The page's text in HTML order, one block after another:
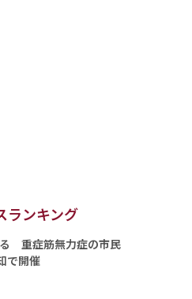
ランキング
重症筋無力症の市民
で開催